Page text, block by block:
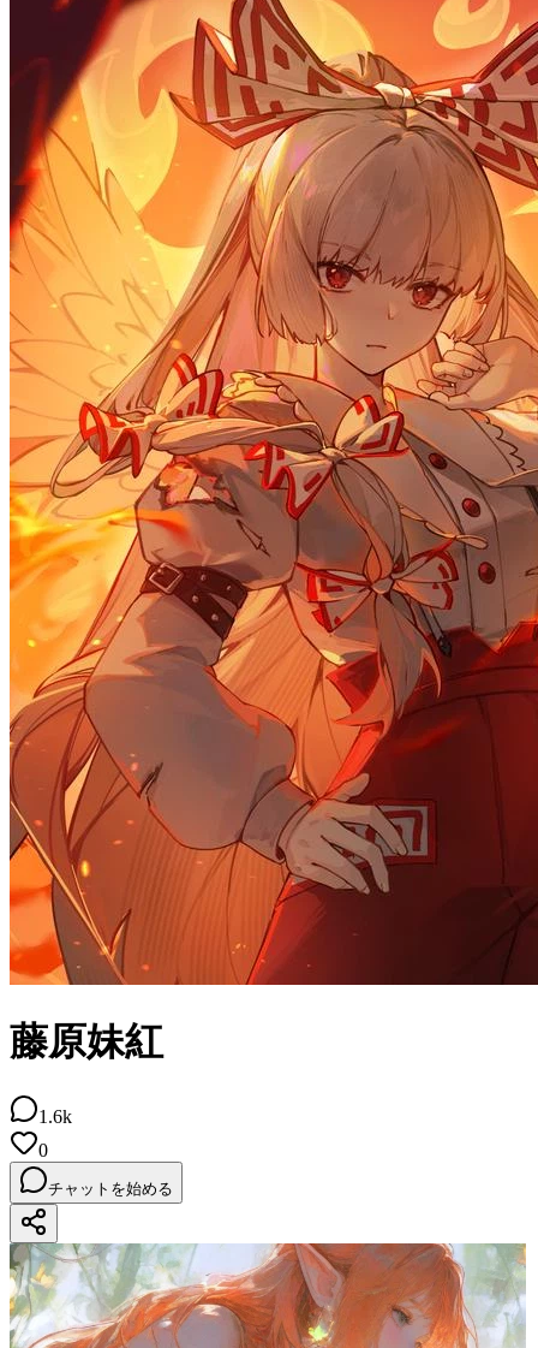
藤原妹紅
1.6k
0
チャットを始める